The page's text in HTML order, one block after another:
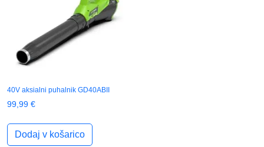
40V aksialni puhalnik GD40ABII
99,99 €
Dodaj v košarico